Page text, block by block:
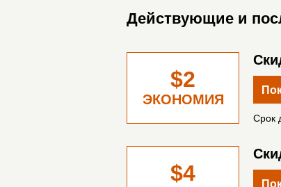
Действующие и
$2
ЭКОНОМИЯ
Срок
$4